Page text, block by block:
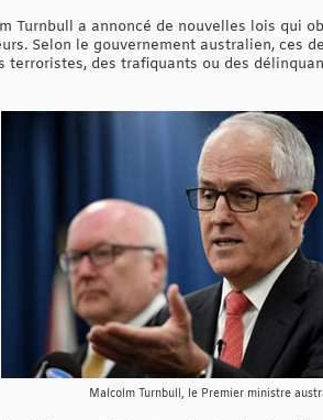
Turnbull a annoncé de nouvelles lois qui
Selon le gouvernement australien, ces
terroristes, des trafiquants ou des
Malcolm Turnbull, le Premier ministre